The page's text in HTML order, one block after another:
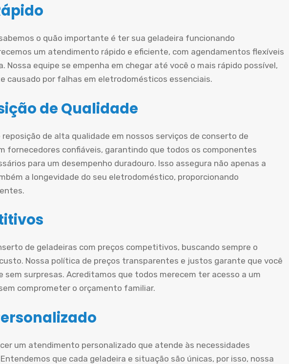
o quão importante é ter sua geladeira funcionando
um atendimento rápido e eficiente, com agendamentos flexíveis
Nossa equipe se empenha em chegar até você o mais rápido possível,
causado por falhas em eletrodomésticos essenciais.
de Qualidade
de alta qualidade em nossos serviços de conserto de
fornecedores confiáveis, garantindo que todos os componentes
para um desempenho duradouro. Isso assegura não apenas a
a longevidade do seu eletrodoméstico, proporcionando
de geladeiras com preços competitivos, buscando sempre o
Nossa política de preços transparentes e justos garante que você
sem surpresas. Acreditamos que todos merecem ter acesso a um
comprometer o orçamento familiar.
um atendimento personalizado que atende às necessidades
que cada geladeira e situação são únicas, por isso, nossa